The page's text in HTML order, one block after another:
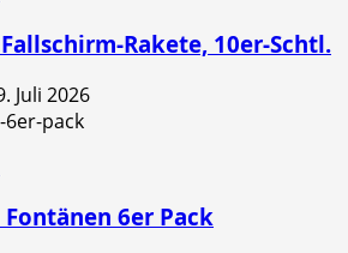
Rakete, 10er-Schtl.
Juli 2026
6er Pack